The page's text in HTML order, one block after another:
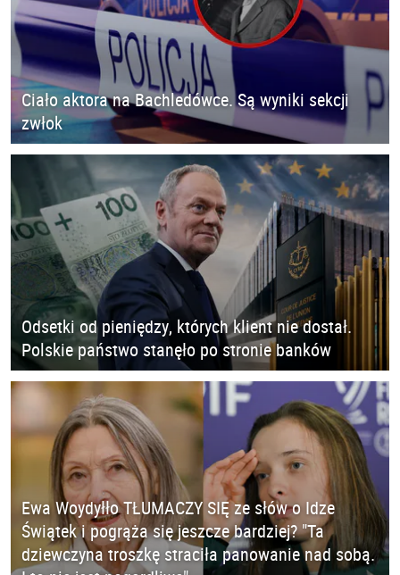
Ciało aktora na Bachledówce. Są wyniki sekcji
zwłok
Odsetki od pieniędzy, których klient nie dostał.
Polskie państwo stanęło po stronie banków
Ewa Woydyłło TŁUMACZY SIĘ ze słów o Idze
Świątek i pogrąża się jeszcze bardziej? "Ta
dziewczyna troszkę straciła panowanie nad sobą.